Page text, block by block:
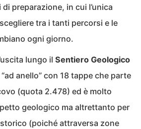
preparazione, in cui l’unica
tra i tanti percorsi e le
ogni giorno.
lungo il Sentiero Geologico
anello” con 18 tappe che parte
(quota 2.478) ed è molto
geologico ma altrettanto per
(poiché attraversa zone